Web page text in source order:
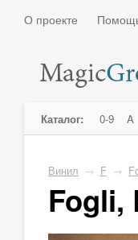
О проекте
Каталог: 0-9 A
Винил → F →
Fogli,